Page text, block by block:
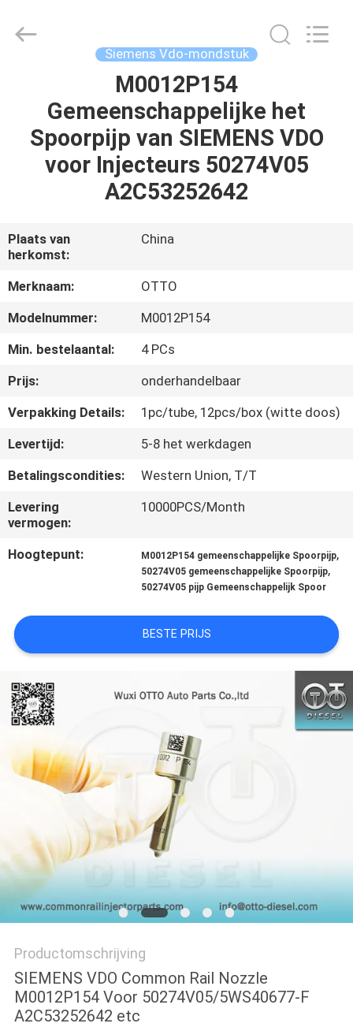
PRODUCTEN
FABRIEKSTOUR
KWALITEITSCONTROLE
NEEM
CONTACT
MET
ONS
OP
NIEUWS
GEVALLEN
SITEMAP
POLICY
AUTO
PARTS
Siemens Vdo-mondstuk
M0012P154
Gemeenschappelijke het
Spoorpijp van SIEMENS VDO
voor Injecteurs 50274V05
A2C53252642
Plaats van
herkomst:
China
Merknaam:
OTTO
Modelnummer:
M0012P154
Min. bestelaantal:
4 PCs
Prijs:
onderhandelbaar
Verpakking Details:
1pc/tube, 12pcs/box (witte doos)
Levertijd:
5-8 het werkdagen
Betalingscondities:
Western Union, T/T
Levering
vermogen:
10000PCS/Month
Hoogtepunt: M0012P154 gemeenschappelijke Spoorpijp,
50274V05 gemeenschappelijke Spoorpijp,
50274V05 pijp Gemeenschappelijk Spoor
BESTE PRIJS
Productomschrijving
SIEMENS VDO Common Rail Nozzle
M0012P154 Voor 50274V05/5WS40677-F
A2C53252642 etc